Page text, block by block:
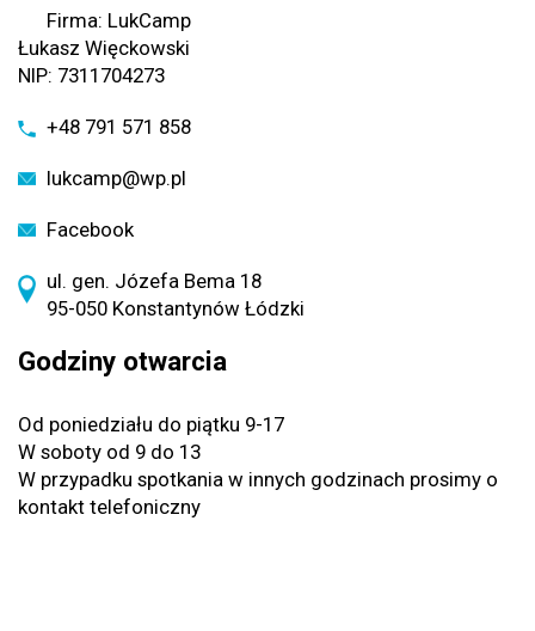
Firma: LukCamp
Łukasz Więckowski
NIP: 7311704273
+48 791 571 858
lukcamp@wp.pl
Facebook
ul. gen. Józefa Bema 18
95-050 Konstantynów Łódzki
Godziny otwarcia
Od poniedziału do piątku 9-17
W soboty od 9 do 13
W przypadku spotkania w innych godzinach prosimy o
kontakt telefoniczny